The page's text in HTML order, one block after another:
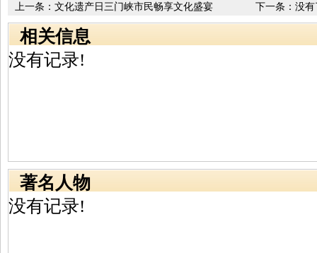
下一条：没有
上一条： 文化遗产日三门峡市民畅享文化盛宴
相关信息
没有记录!
著名人物
没有记录!